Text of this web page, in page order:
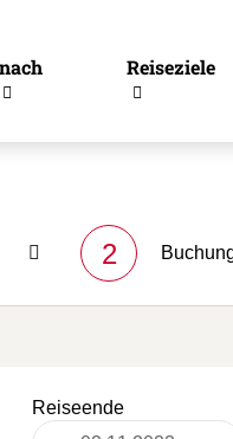
Reiseziele
2
Reiseende